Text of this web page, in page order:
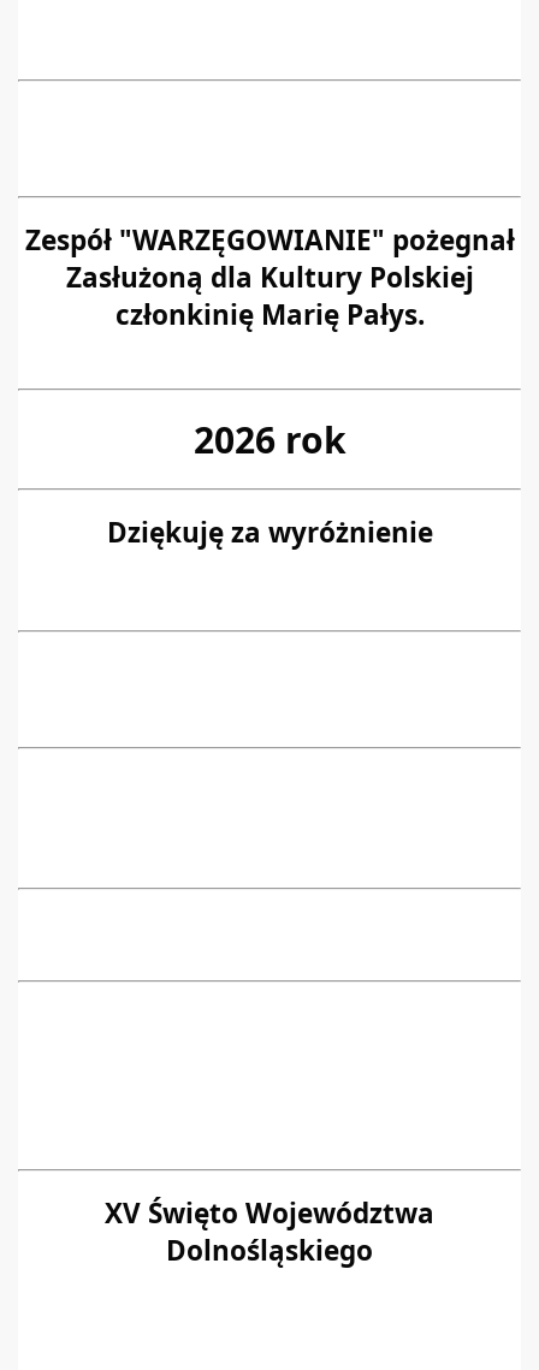
Zespół "WARZĘGOWIANIE" pożegnał
Zasłużoną dla Kultury Polskiej
członkinię Marię Pałys.
2026 rok
Dziękuję za wyróżnienie
XV Święto Województwa
Dolnośląskiego